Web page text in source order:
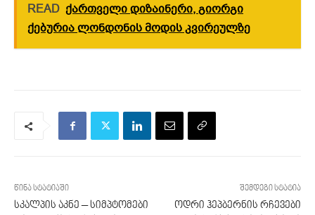
READ ქართველი დიზაინერი, გიორგი
ქებურია ლონდონის მოდის კვირეულზე
წინა სტატიაში
სკალპის აკნე – სიმპტომები
შემდეგი სტატია
ოდრი ჰეპბერნის რჩევები